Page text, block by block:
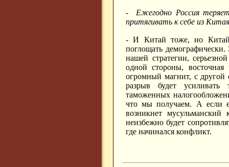
- Ежегодно Россия
притягивать к себе из
- И Китай тоже, но Китай
поглощать
нашей стратегии,
одной стороны,
огромный магнит, с другой
разрыв будет усиливать
таможенных
что мы получаем. А если
возникнет мусульманский
неизбежно будет
где начинался конфликт.